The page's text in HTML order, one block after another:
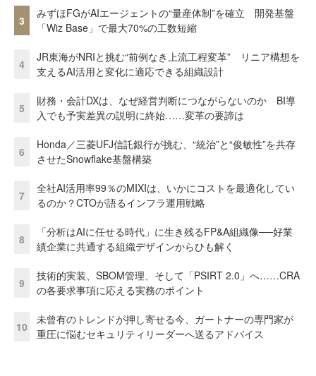
3
みずほFGがAIエージェントの“量産体制”を確立 開発基盤
「Wiz Base」で最大70%の工数短縮
4
JR東海がNRIと挑む“前例なき上流工程変革” リニア構想を
支えるAI活用と変化に適応できる組織設計
5
財務・会計DXは、なぜ経営判断につながらないのか BI導
入でも予実差異の説明に終始……変革の要諦は
6
Honda／三菱UFJ信託銀行が挑む、“統治”と“俊敏性”を共存
させたSnowflake基盤構築
7
全社AI活用率99％のMIXIは、いかにコストを最適化してい
るのか？CTOが語るインフラ運用戦略
8
「分析はAIに任せる時代」に生き残るFP&A組織像──好業
績企業に共通する組織デザインからひも解く
9
技術的実装、SBOM管理、そして「PSIRT 2.0」へ……CRA
の各要求事項に応える実務のポイント
10
未曾有のトレンドが押し寄せる今、ガートナーの専門家が
重圧に悩むセキュリティリーダーへ送るアドバイス